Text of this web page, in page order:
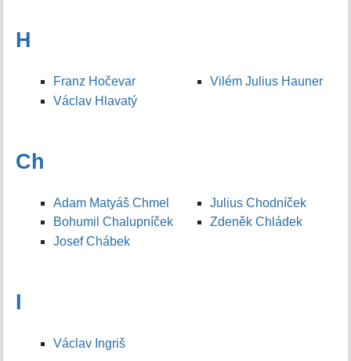
H
Franz Hočevar
Václav Hlavatý
Vilém Julius Hauner
Ch
Adam Matyáš Chmel
Bohumil Chalupníček
Josef Chábek
Julius Chodníček
Zdeněk Chládek
I
Václav Ingriš